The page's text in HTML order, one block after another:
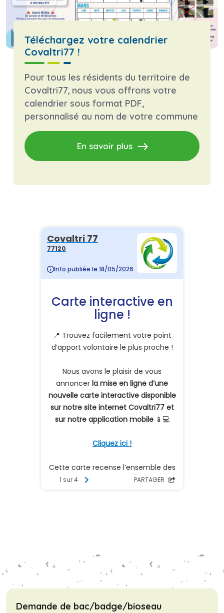
Téléchargez votre calendrier
Covaltri77 !
Pour tous les résidents du territoire de
Covaltri77, nous vous offrons votre
calendrier sous format PDF,
personnalisé au nom de votre commune
En savoir plus east
Demande de bac/badge/bioseau